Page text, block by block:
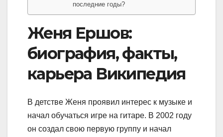
последние годы?
Женя Ершов:
биография, факты,
карьера Википедия
В детстве Женя проявил интерес к музыке и
начал обучаться игре на гитаре. В 2002 году
он создал свою первую группу и начал